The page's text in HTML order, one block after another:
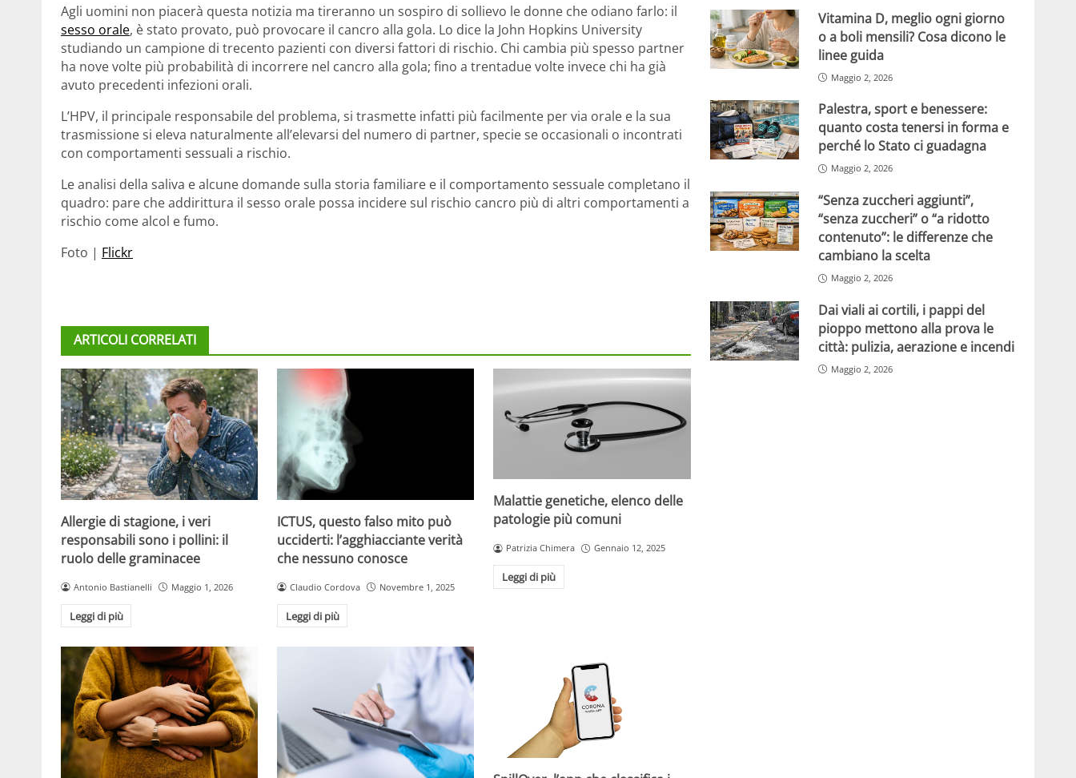
Agli uomini non piacerà questa notizia ma tireranno un sospiro di sollievo le donne che odiano farlo: il
sesso orale, è stato provato, può provocare il cancro alla gola. Lo dice la John Hopkins University
studiando un campione di trecento pazienti con diversi fattori di rischio. Chi cambia più spesso partner
ha nove volte più probabilità di incorrere nel cancro alla gola; fino a trentadue volte invece chi ha già
avuto precedenti infezioni orali.
L’HPV, il principale responsabile del problema, si trasmette infatti più facilmente per via orale e la sua
trasmissione si eleva naturalmente all’elevarsi del numero di partner, specie se occasionali o incontrati
con comportamenti sessuali a rischio.
Le analisi della saliva e alcune domande sulla storia familiare e il comportamento sessuale completano il
quadro: pare che addirittura il sesso orale possa incidere sul rischio cancro più di altri comportamenti a
rischio come alcol e fumo.
Foto | Flickr
ARTICOLI CORRELATI
Allergie di stagione, i veri
responsabili sono i pollini: il
ruolo delle graminacee
Antonio Bastianelli Maggio 1, 2026
Leggi di più
ICTUS, questo falso mito può
ucciderti: l’agghiacciante verità
che nessuno conosce
Claudio Cordova Novembre 1, 2025
Leggi di più
Malattie genetiche, elenco delle
patologie più comuni
Patrizia Chimera Gennaio 12, 2025
Leggi di più
Vitamina D, meglio ogni giorno
o a boli mensili? Cosa dicono le
linee guida
Maggio 2, 2026
Palestra, sport e benessere:
quanto costa tenersi in forma e
perché lo Stato ci guadagna
Maggio 2, 2026
“Senza zuccheri aggiunti”,
“senza zuccheri” o “a ridotto
contenuto”: le differenze che
cambiano la scelta
Maggio 2, 2026
Dai viali ai cortili, i pappi del
pioppo mettono alla prova le
città: pulizia, aerazione e incendi
Maggio 2, 2026